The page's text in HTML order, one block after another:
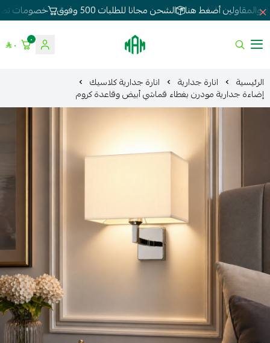
الشحن مجانا للطلبات 500 وفوق خصومات تصل 80% لطلبات
الموسى للإنارة
٠ ٠
الرئيسية انارة جدارية انارة جدارية كلاسيك
إضاءة جدارية مودرن بغطاء قماشي أبيض وقاعدة كروم